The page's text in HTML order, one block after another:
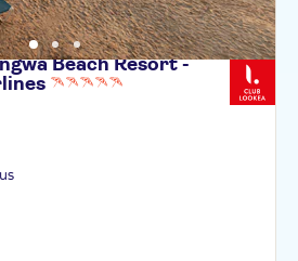
Beach Resort -